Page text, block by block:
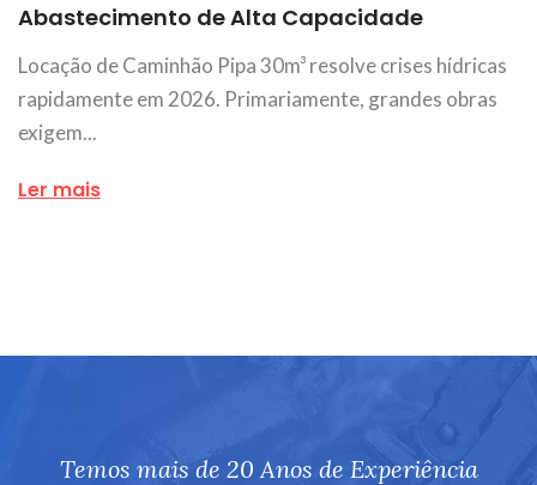
Abastecimento de Alta Capacidade
Locação de Caminhão Pipa 30m³ resolve crises hídricas
rapidamente em 2026. Primariamente, grandes obras
exigem...
Ler mais
Temos mais de 20 Anos de Experiência